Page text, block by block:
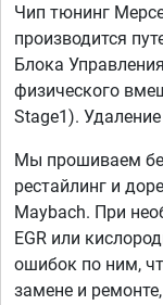
Чип тюнинг
производится
Блока
физического
Stage1).
Мы прошиваем
рестайлинг и
Maybach. При
EGR или
ошибок по ним,
замене и